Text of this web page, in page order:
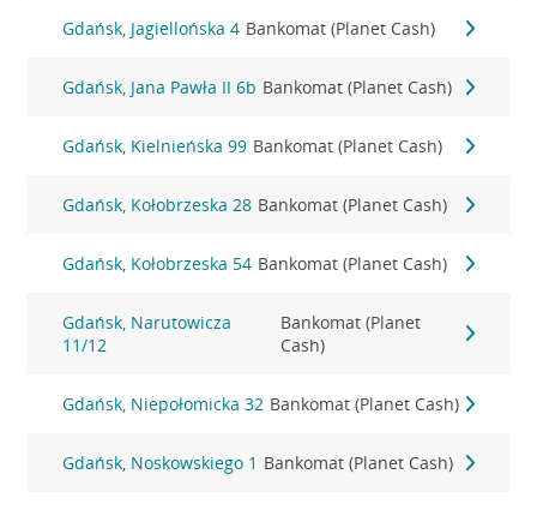
Gdańsk, Jagiellońska 4 Bankomat (Planet Cash)
Gdańsk, Jana Pawła II 6b Bankomat (Planet Cash)
Gdańsk, Kielnieńska 99 Bankomat (Planet Cash)
Gdańsk, Kołobrzeska 28 Bankomat (Planet Cash)
Gdańsk, Kołobrzeska 54 Bankomat (Planet Cash)
Gdańsk, Narutowicza
11/12
Bankomat (Planet
Cash)
Gdańsk, Niepołomicka 32 Bankomat (Planet Cash)
Gdańsk, Noskowskiego 1 Bankomat (Planet Cash)